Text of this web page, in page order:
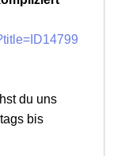
du uns
bis